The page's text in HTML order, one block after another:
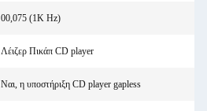
00,075 (1K Hz)
Λέιζερ Πικάπ CD player
Ναι, η υποστήριξη CD player gapless